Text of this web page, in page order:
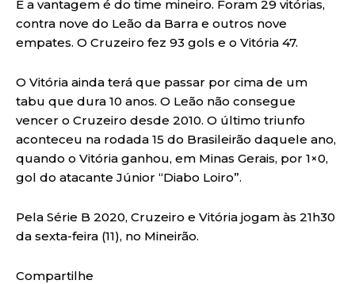
E a vantagem é do time mineiro. Foram 29 vitórias,
contra nove do Leão da Barra e outros nove
empates. O Cruzeiro fez 93 gols e o Vitória 47.
O Vitória ainda terá que passar por cima de um
tabu que dura 10 anos. O Leão não consegue
vencer o Cruzeiro desde 2010. O último triunfo
aconteceu na rodada 15 do Brasileirão daquele ano,
quando o Vitória ganhou, em Minas Gerais, por 1×0,
gol do atacante Júnior “Diabo Loiro”.
Pela Série B 2020, Cruzeiro e Vitória jogam às 21h30
da sexta-feira (11), no Mineirão.
Compartilhe